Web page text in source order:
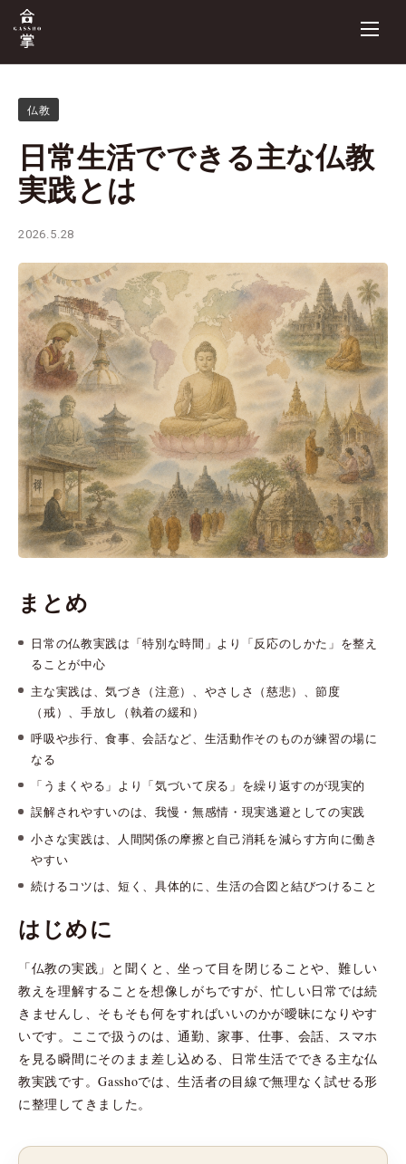
仏教
日常生活でできる主な仏教
実践とは
2026.5.28
まとめ
日常の仏教実践は「特別な時間」より「反応のしかた」を整え
ることが中心
主な実践は、気づき（注意）、やさしさ（慈悲）、節度
（戒）、手放し（執着の緩和）
呼吸や歩行、食事、会話など、生活動作そのものが練習の場に
なる
「うまくやる」より「気づいて戻る」を繰り返すのが現実的
誤解されやすいのは、我慢・無感情・現実逃避としての実践
小さな実践は、人間関係の摩擦と自己消耗を減らす方向に働き
やすい
続けるコツは、短く、具体的に、生活の合図と結びつけること
はじめに
「仏教の実践」と聞くと、坐って目を閉じることや、難しい
教えを理解することを想像しがちですが、忙しい日常では続
きませんし、そもそも何をすればいいのかが曖昧になりやす
いです。ここで扱うのは、通勤、家事、仕事、会話、スマホ
を見る瞬間にそのまま差し込める、日常生活でできる主な仏
教実践です。Gasshoでは、生活者の目線で無理なく試せる形
に整理してきました。